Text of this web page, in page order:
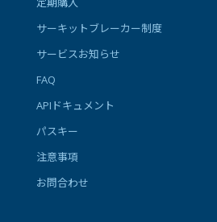
サーキットブレーカー制度
サービスお知らせ
FAQ
APIドキュメント
パスキー
注意事項
お問合わせ